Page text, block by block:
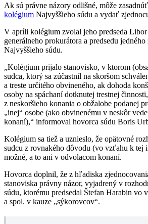
Ak sú právne názory odlišné, môže zasadnúť
kolégium Najvyššieho súdu a vydať
V apríli kolégium zvolal jeho predseda
generálneho prokurátora a predsedu jedného
Najvyššieho súdu.
„Kolégium prijalo stanovisko, v ktorom
sudca, ktorý sa zúčastnil na skoršom
a treste určitého obvineného, ak dohoda
osoby na spáchaní dotknutej trestnej
z neskoršieho konania o obžalobe podanej
„inej“ osobe (ako obvinenému v neskôr
konaní),“ informoval hovorca súdu Boris
Kolégium sa tiež a uznieslo, že opätovné
sudcu z rovnakého dôvodu (vo vzťahu k tej
možné, a to ani v odvolacom konaní.
Hovorca doplnil, že z hľadiska
stanoviska právny názor, vyjadrený v
súdu, ktorému predsedal Štefan Harabin vo
a spol. v kauze „sýkorovcov“.